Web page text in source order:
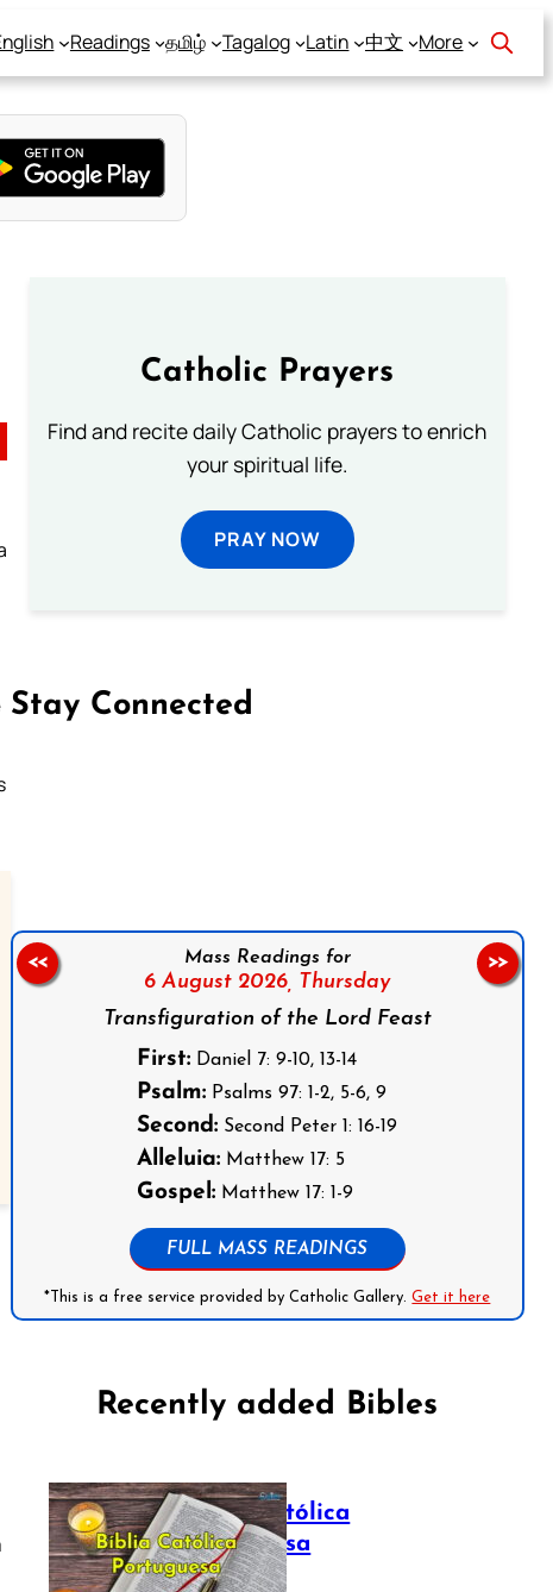
Readings தமிழ் Tagalog Latin 中文 More
Catholic Prayers
Find and recite daily Catholic prayers to enrich
your spiritual life.
PRAY NOW
Stay Connected
Mass Readings for
6 August 2026, Thursday
Transfiguration of the Lord Feast
First: Daniel 7: 9-10, 13-14
Psalm: Psalms 97: 1-2, 5-6, 9
Second: Second Peter 1: 16-19
Alleluia: Matthew 17: 5
Gospel: Matthew 17: 1-9
FULL MASS READINGS
*This is a free service provided by Catholic Gallery.Get it here
<< >>
Recently added Bibles
Bíblia Católica
Portuguesa